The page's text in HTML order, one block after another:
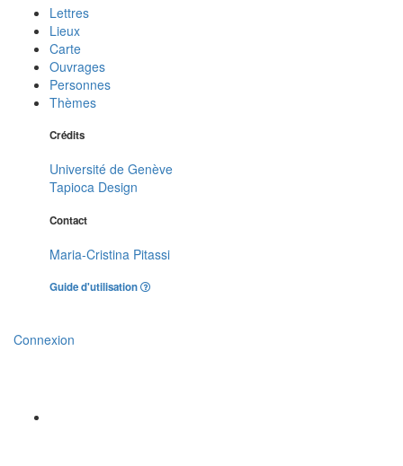
Lettres
Lieux
Carte
Ouvrages
Personnes
Thèmes
Crédits
Université de Genève
Tapioca Design
Contact
Maria-Cristina Pitassi
Guide d'utilisation
Connexion